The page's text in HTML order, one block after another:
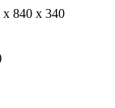
х 840 х 340